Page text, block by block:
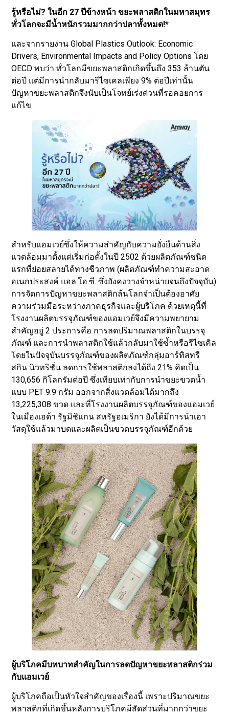
รู้หรือไม่? ในอีก 27 ปีข้างหน้า ขยะพลาสติกในมหาสมุทร
ทั่วโลกจะมีน้ำหนักรวมมากกว่าปลาทั้งหมด!*
และจากรายงาน Global Plastics Outlook: Economic
Drivers, Environmental Impacts and Policy Options โดย
OECD พบว่า ทั่วโลกมีขยะพลาสติกเกิดขึ้นถึง 353 ล้านตัน
ต่อปี แต่มีการนำกลับมารีไซเคลเพียง 9% ต่อปีเท่านั้น
ปัญหาขยะพลาสติกจึงนับเป็นโจทย์เร่งด่วนที่รอคอยการ
แก้ไข
สำหรับแอมเวย์ซึ่งให้ความสำคัญกับความยั่งยืนด้านสิ่ง
แวดล้อมมาตั้งแต่เริ่มก่อตั้งในปี 2502 ด้วยผลิตภัณฑ์ชนิด
แรกที่ย่อยสลายได้ทางชีวภาพ (ผลิตภัณฑ์ทำความสะอาด
อเนกประสงค์ แอล.โอ.ซี. ซึ่งยังคงวางจำหน่ายจนถึงปัจจุบัน)
การจัดการปัญหาขยะพลาสติกล้นโลกจำเป็นต้องอาศัย
ความร่วมมือระหว่างภาคธุรกิจและผู้บริโภค ด้วยเหตุนี้ที่
โรงงานผลิตบรรจุภัณฑ์ของแอมเวย์จึงมีความพยายาม
สำคัญอยู่ 2 ประการคือ การลดปริมาณพลาสติกในบรรจุ
ภัณฑ์ และการนำพลาสติกใช้แล้วกลับมาใช้ซ้ำหรือรีไซเคิล
โดยในปัจจุบันบรรจุภัณฑ์ของผลิตภัณฑ์กลุ่มอาร์ทิสทรี
สกิน นิวทริชั่น ลดการใช้พลาสติกลงได้ถึง 21% คิดเป็น
130,656 กิโลกรัมต่อปี ซึ่งเทียบเท่ากับการนำขยะขวดน้ำ
แบบ PET 9.9 กรัม ออกจากสิ่งแวดล้อมได้มากถึง
13,225,308 ขวด และที่โรงงานผลิตบรรจุภัณฑ์ของแอมเวย์
ในเมืองเอด้า รัฐมิชิแกน สหรัฐอเมริกา ยังได้มีการนำเอา
วัสดุใช้แล้วมาบดและผลิตเป็นขวดบรรจุภัณฑ์อีกด้วย
ผู้บริโภคมีบทบาทสำคัญในการลดปัญหาขยะพลาสติกร่วม
กับแอมเวย์
ผู้บริโภคถือเป็นหัวใจสำคัญของเรื่องนี้ เพราะปริมาณขยะ
พลาสติกที่เกิดขึ้นหลังการบริโภคมีสัดส่วนที่มากกว่าขยะ